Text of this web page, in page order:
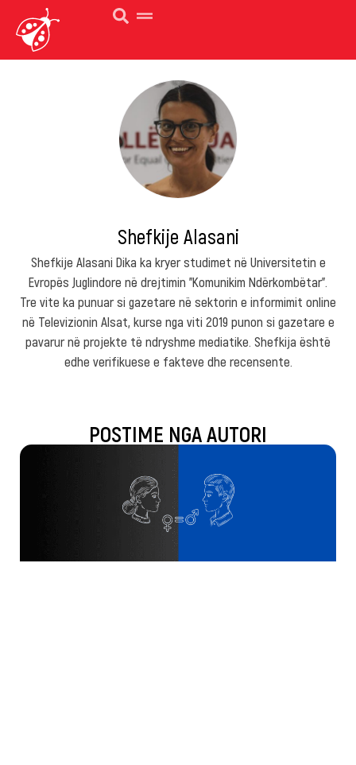
Shefkije Alasani
Shefkije Alasani Dika ka kryer studimet në Universitetin e
Evropës Juglindore në drejtimin "Komunikim Ndërkombëtar".
Tre vite ka punuar si gazetare në sektorin e informimit online
në Televizionin Alsat, kurse nga viti 2019 punon si gazetare e
pavarur në projekte të ndryshme mediatike. Shefkija është
edhe verifikuese e fakteve dhe recensente.
POSTIME NGA AUTORI